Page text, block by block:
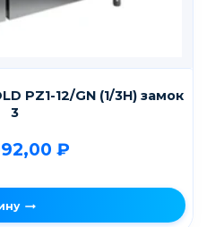
PZ1-12/GN (1/3H) замок
3
₽